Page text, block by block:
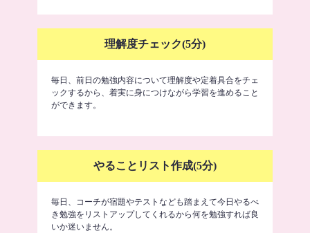
理解度チェック(5分)
毎日、前日の勉強内容について理解度や定着具合をチェ
ックするから、着実に身につけながら学習を進めること
ができます。
やることリスト作成(5分)
毎日、コーチが宿題やテストなども踏まえて今日やるべ
き勉強をリストアップしてくれるから何を勉強すれば良
いか迷いません。